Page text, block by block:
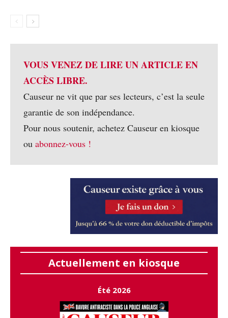
VOUS VENEZ DE LIRE UN ARTICLE EN
ACCÈS LIBRE.
Causeur ne vit que par ses lecteurs, c’est la seule
garantie de son indépendance.
Pour nous soutenir, achetez Causeur en kiosque
ou abonnez-vous !
Actuellement en kiosque
Été 2026